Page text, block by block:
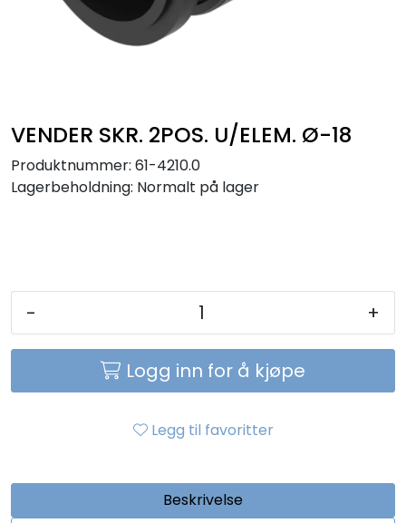
VENDER SKR. 2POS. U/ELEM. Ø-18
Produktnummer: 61-4210.0
Lagerbeholdning: Normalt på lager
- +
Logg inn for å kjøpe
Legg til favoritter
Beskrivelse
Sikringer